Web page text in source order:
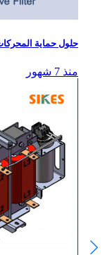
حلول حماية
منذ 7 شهور